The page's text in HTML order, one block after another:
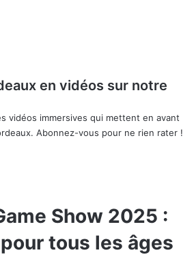
en vidéos sur notre
vidéos immersives qui mettent en avant
Abonnez-vous pour ne rien rater !
Show 2025 :
tous les âges